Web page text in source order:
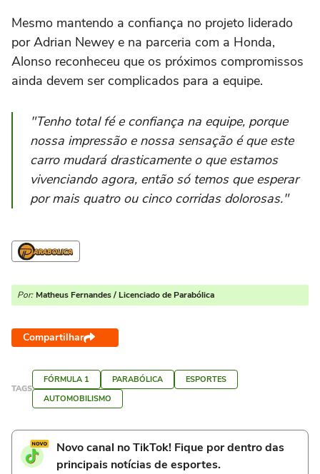
Mesmo mantendo a confiança no projeto liderado
por Adrian Newey e na parceria com a Honda,
Alonso reconheceu que os próximos compromissos
ainda devem ser complicados para a equipe.
"Tenho total fé e confiança na equipe, porque
nossa impressão e nossa sensação é que este
carro mudará drasticamente o que estamos
vivenciando agora, então só temos que esperar
por mais quatro ou cinco corridas dolorosas."
Por: Matheus Fernandes / Licenciado de Parabólica
Compartilhar
TAGS
FÓRMULA 1 PARABÓLICA
ESPORTES
AUTOMOBILISMO
Novo canal no TikTok! Fique por dentro das
principais notícias de esportes.